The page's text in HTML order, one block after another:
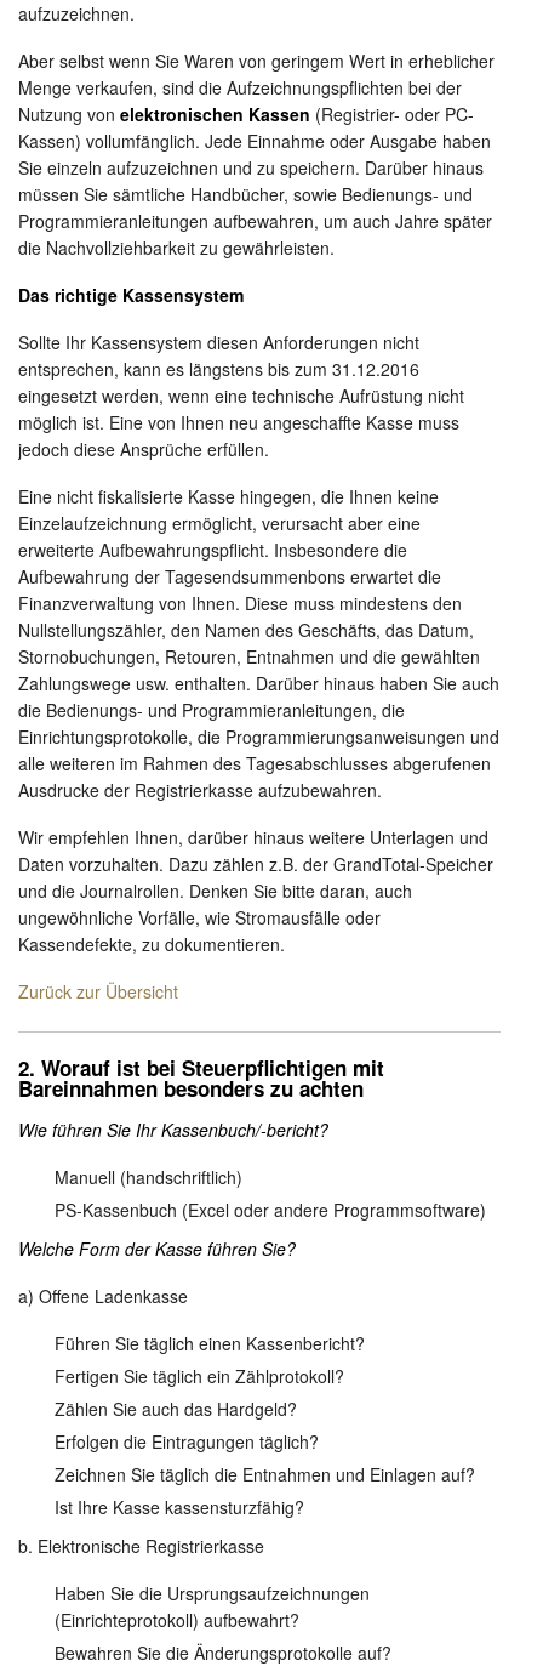
aufzuzeichnen.
Aber selbst wenn Sie Waren von geringem Wert in erheblicher
Menge verkaufen, sind die Aufzeichnungspflichten bei der
Nutzung von elektronischen Kassen (Registrier- oder PC-
Kassen) vollumfänglich. Jede Einnahme oder Ausgabe haben
Sie einzeln aufzuzeichnen und zu speichern. Darüber hinaus
müssen Sie sämtliche Handbücher, sowie Bedienungs- und
Programmieranleitungen aufbewahren, um auch Jahre später
die Nachvollziehbarkeit zu gewährleisten.
Das richtige Kassensystem
Sollte Ihr Kassensystem diesen Anforderungen nicht
entsprechen, kann es längstens bis zum 31.12.2016
eingesetzt werden, wenn eine technische Aufrüstung nicht
möglich ist. Eine von Ihnen neu angeschaffte Kasse muss
jedoch diese Ansprüche erfüllen.
Eine nicht fiskalisierte Kasse hingegen, die Ihnen keine
Einzelaufzeichnung ermöglicht, verursacht aber eine
erweiterte Aufbewahrungspflicht. Insbesondere die
Aufbewahrung der Tagesendsummenbons erwartet die
Finanzverwaltung von Ihnen. Diese muss mindestens den
Nullstellungszähler, den Namen des Geschäfts, das Datum,
Stornobuchungen, Retouren, Entnahmen und die gewählten
Zahlungswege usw. enthalten. Darüber hinaus haben Sie auch
die Bedienungs- und Programmieranleitungen, die
Einrichtungsprotokolle, die Programmierungsanweisungen und
alle weiteren im Rahmen des Tagesabschlusses abgerufenen
Ausdrucke der Registrierkasse aufzubewahren.
Wir empfehlen Ihnen, darüber hinaus weitere Unterlagen und
Daten vorzuhalten. Dazu zählen z.B. der GrandTotal-Speicher
und die Journalrollen. Denken Sie bitte daran, auch
ungewöhnliche Vorfälle, wie Stromausfälle oder
Kassendefekte, zu dokumentieren.
Zurück zur Übersicht
2. Worauf ist bei Steuerpflichtigen mit
Bareinnahmen besonders zu achten
Wie führen Sie Ihr Kassenbuch/-bericht?
Manuell (handschriftlich)
PS-Kassenbuch (Excel oder andere Programmsoftware)
Welche Form der Kasse führen Sie?
a) Offene Ladenkasse
Führen Sie täglich einen Kassenbericht?
Fertigen Sie täglich ein Zählprotokoll?
Zählen Sie auch das Hardgeld?
Erfolgen die Eintragungen täglich?
Zeichnen Sie täglich die Entnahmen und Einlagen auf?
Ist Ihre Kasse kassensturzfähig?
b. Elektronische Registrierkasse
Haben Sie die Ursprungsaufzeichnungen
(Einrichteprotokoll) aufbewahrt?
Bewahren Sie die Änderungsprotokolle auf?